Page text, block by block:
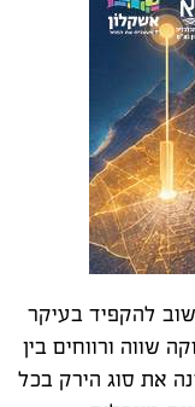
להקפיד בעיקר
שווה ורווחים בין
את סוג הירק בכל